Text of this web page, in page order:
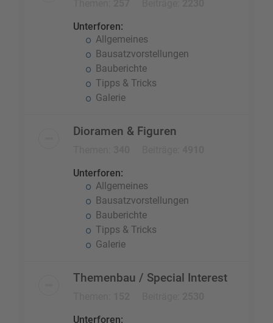
Unterforen:
Allgemeines
Bausatzvorstellungen
Bauberichte
Tipps & Tricks
Galerie
Dioramen & Figuren
Unterforen:
Allgemeines
Bausatzvorstellungen
Bauberichte
Tipps & Tricks
Galerie
Themenbau / Special Interest
Unterforen: